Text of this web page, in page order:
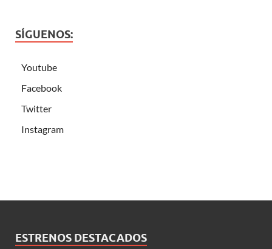
SÍGUENOS:
Youtube
Facebook
Twitter
Instagram
ESTRENOS DESTACADOS